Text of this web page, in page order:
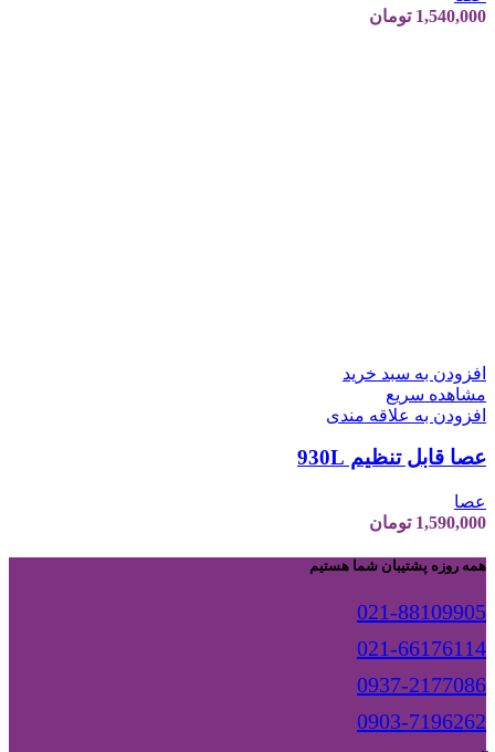
1,540,000 تومان
افزودن به سبد خرید
مشاهده سریع
افزودن به علاقه مندی
عصا قابل تنظیم 930L
عصا
1,590,000 تومان
همه روزه پشتیبان شما هستیم
021-88109905
021-66176114
0937-2177086
0903-7196262